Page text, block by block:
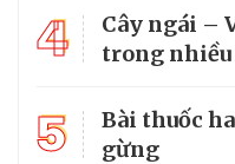
4
Cây ngái –
trong nhiều
5
Bài thuốc
gừng